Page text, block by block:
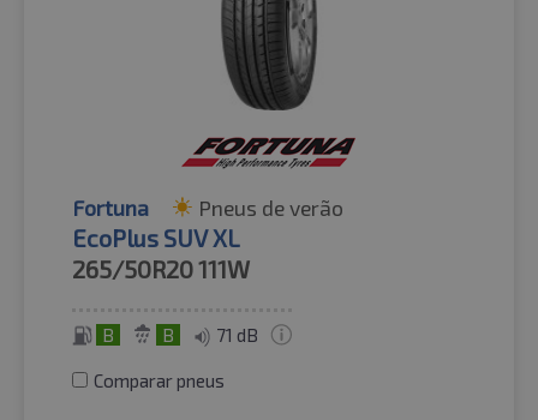
Fortuna Pneus de verão
EcoPlus SUV XL
265/50R20111W
B B 71 dB
Comparar pneus